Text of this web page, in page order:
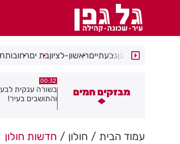
רמת גןגבעתייםראשון-לציוןבת יםרחובות
מבזקים חמים
בשורה ענקית לבעלי העסקים
06.08.26
תושב בת ים נעצר
של צעירה בת 18
עמוד הבית חולון חדשות חולון